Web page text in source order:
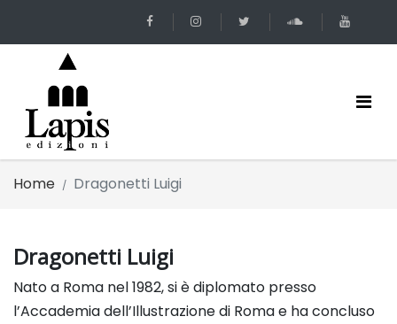
Home Dragonetti Luigi
Dragonetti Luigi
Nato a Roma nel 1982, si è diplomato presso
l’Accademia dell’Illustrazione di Roma e ha concluso